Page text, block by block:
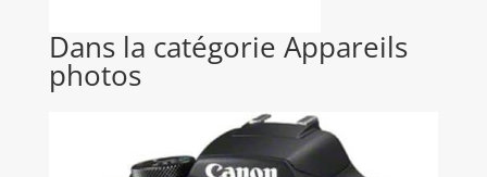
Dans la catégorie Appareils
photos